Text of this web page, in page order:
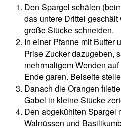
Den Spargel schälen
das untere Drittel
große Stücke schneiden.
In einer Pfanne mit Butter
Prise Zucker dazugeben,
mehrmaligem Wenden
Ende garen. Beiseite
Danach die Orangen
Gabel in kleine Stücke
Den abgekühlten Spargel
Walnüssen und